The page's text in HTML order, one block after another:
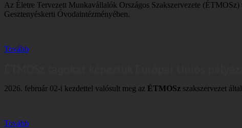
Az Életre Tervezett Munkavállalók Országos Szakszervezete
Gesztenyéskerti Óvodaintézményében.
Tovább
2026. február 02-i kezdettel valósult meg az ÉTMOSz szakszervezet
Tovább